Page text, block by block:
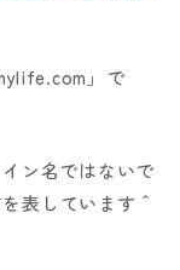
」で
ン名ではないで
表しています＾